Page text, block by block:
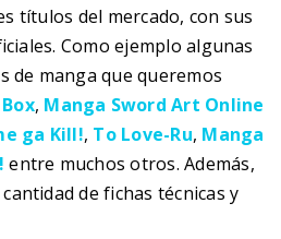
títulos del mercado, con sus
Como ejemplo algunas
de manga que queremos
, Manga Sword Art Online
ga Kill!, To Love-Ru, Manga
entre muchos otros. Además,
de fichas técnicas y